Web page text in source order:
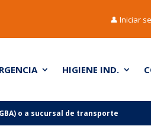
👤 Iniciar
HIGIENE IND.
o a sucursal de transporte